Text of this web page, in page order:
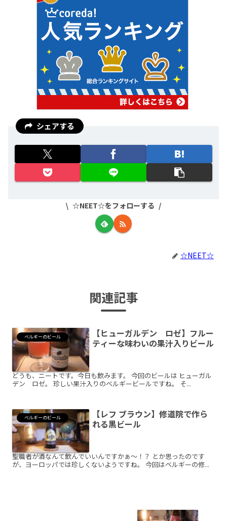
シェアする
☆NEET☆をフォローする
☆NEET☆
関連記事
ベルギーのビール
【ヒューガルデン ロゼ】フルー
ティーな味わいの果汁入りビール
どうも、ニートです。今日も飲みます。 今回のビールは ヒューガル
デン ロゼ。 珍しい果汁入りのベルギービールですね。 そ...
ベルギーのビール
【レフ ブラウン】修道院で作ら
れる黒ビール
聖職者が酒なんて飲んでいいんですかぁ～！？ とか思ったのです
が、ヨーロッパでは珍しくないようですね。 今回はベルギーの修...